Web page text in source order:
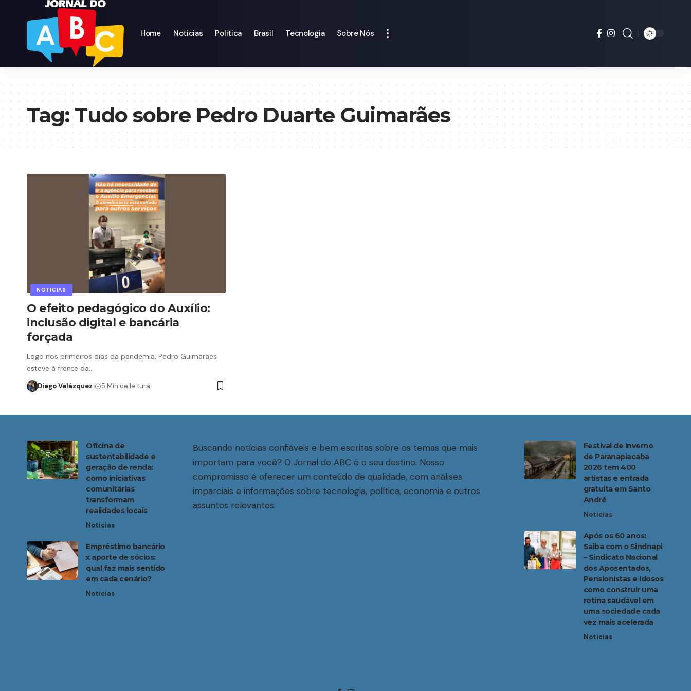
Home Noticias Politica Brasil Tecnologia Sobre Nós
Tag:Tudo sobre Pedro Duarte Guimarães
NOTICIAS
O efeito pedagógico do Auxílio:
inclusão digital e bancária
forçada
Logo nos primeiros dias da pandemia, Pedro Guimaraes
esteve à frente da…
Diego Velázquez 5 Min de leitura
Oficina de
sustentabilidade e
geração de renda:
como iniciativas
comunitárias
transformam
realidades locais
Noticias
Empréstimo bancário
x aporte de sócios:
qual faz mais sentido
em cada cenário?
Noticias
Buscando notícias confiáveis e bem escritas sobre os temas que mais
importam para você? O Jornal do ABC é o seu destino. Nosso
compromisso é oferecer um conteúdo de qualidade, com análises
imparciais e informações sobre tecnologia, política, economia e outros
assuntos relevantes.
Festival de Inverno
de Paranapiacaba
2026 tem 400
artistas e entrada
gratuita em Santo
André
Noticias
Após os 60 anos:
Saiba com o Sindnapi
– Sindicato Nacional
dos Aposentados,
Pensionistas e Idosos
como construir uma
rotina saudável em
uma sociedade cada
vez mais acelerada
Noticias